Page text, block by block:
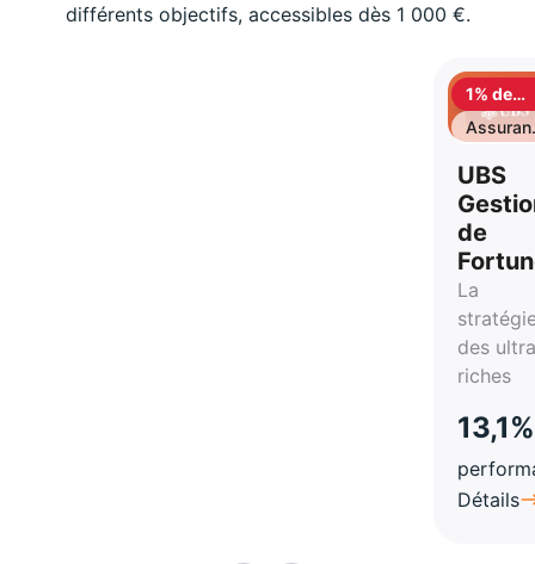
différents objectifs, accessibles dès 1 000 €.
1% de
UBS
de
La
des
riches
13,1%
Détails